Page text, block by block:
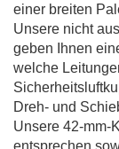
einer breiten
Unsere nicht
geben Ihnen
welche
Dreh- und
Unsere 42-mm-
entsprechen